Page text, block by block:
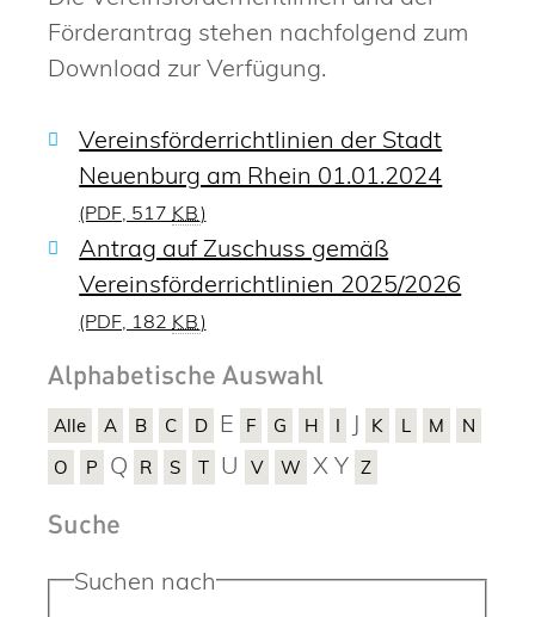
Förderantrag stehen nachfolgend zum
Download zur Verfügung.
Vereinsförderrichtlinien der Stadt
Neuenburg am Rhein 01.01.2024
(PDF, 517 KB)
Antrag auf Zuschuss gemäß
Vereinsförderrichtlinien 2025/2026
(PDF, 182 KB)
Alphabetische Auswahl
Alle A B C D E F G H I J K L M
N
O
P Q R S T U V W X Y Z
Suche
Suchen nach